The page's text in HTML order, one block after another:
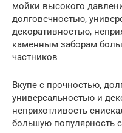
мойки высокого
долговечностью,
декоративностью,
каменным заборам
частников
Вкупе с прочностью,
универсальностью и
неприхотливость
большую популярность